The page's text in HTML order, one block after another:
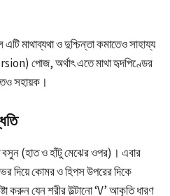
মাথাব্যথা ও দুশ্চিন্তা কমাতেও সাহায্য
পোজ, অর্থাৎ এতে মাথা হৃদপিণ্ডের
সহায়ক।
বসুন (হাত ও হাঁটু মেঝের ওপর)। এবার
দিয়ে কোমর ও হিপস উপরের দিকে
করুন যেন শরীর উল্টানো ‘V’ আকৃতি ধারণ